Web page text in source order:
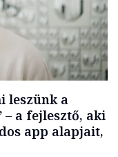
leszünk a
– a fejlesztő, aki
app alapjait,